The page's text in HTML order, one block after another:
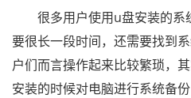
很多用户使用u盘安装的系
要很长一段时间，还需要找到
户们而言操作起来比较繁琐，
安装的时候对电脑进行系统备